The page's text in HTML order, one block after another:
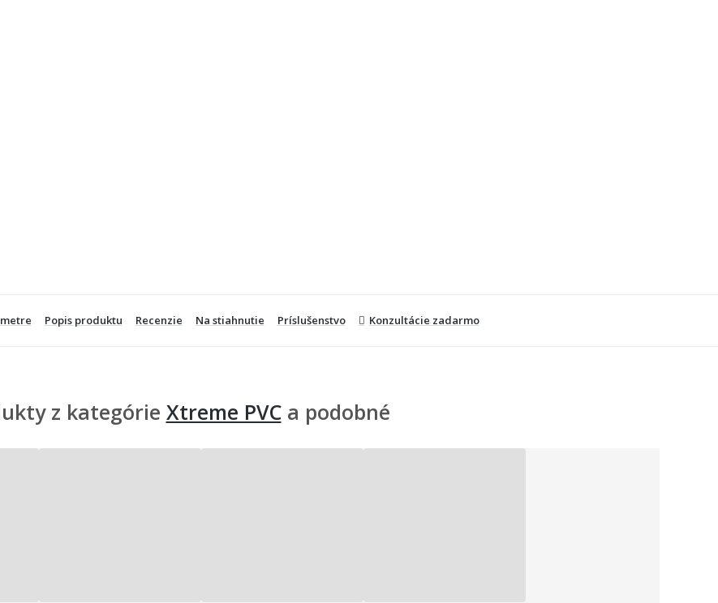
Popis produktu Recenzie Na stiahnutie Príslušenstvo Konzultácie zadarmo
z kategórie Xtreme PVCa podobné